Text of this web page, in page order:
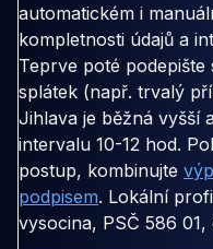
automatickém i
kompletnosti údajů a
Teprve poté
splátek (např. trvalý
Jihlava je běžná vyšší
intervalu 10-12 hod.
postup, kombinujte
podpisem. Lokální
vysocina, PSČ 586